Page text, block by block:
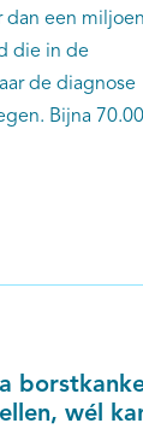
dan een miljoen
die in de
de diagnose
Bijna
van 18 tot en
wél